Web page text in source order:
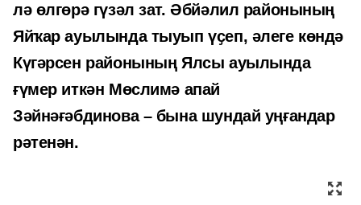
лә өлгөрә гүзәл зат. Әбйәлил районының
Яйҡар ауылында тыуып үҫеп, әлеге көндә
Күгәрсен районының Ялсы ауылында
ғүмер иткән Мөслимә апай
Зәйнәғәбдинова – бына шундай уңғандар
рәтенән.